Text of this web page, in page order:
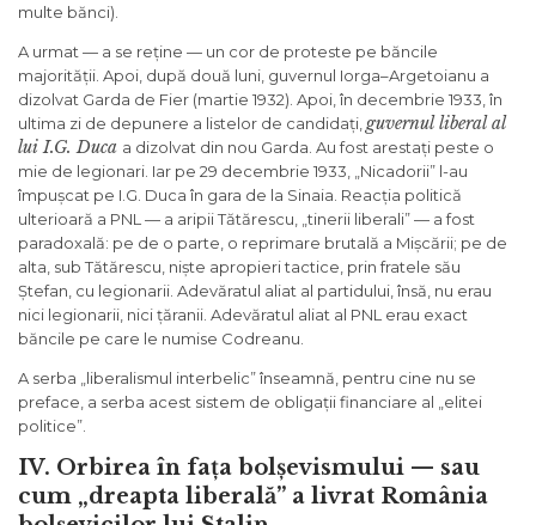
multe bănci).
A urmat — a se reține — un cor de proteste pe băncile
majorității. Apoi, după două luni, guvernul Iorga–Argetoianu a
dizolvat Garda de Fier (martie 1932). Apoi, în decembrie 1933, în
ultima zi de depunere a listelor de candidați, guvernul liberal al
lui I.G. Duca a dizolvat din nou Garda. Au fost arestați peste o
mie de legionari. Iar pe 29 decembrie 1933, „Nicadorii” l-au
împușcat pe I.G. Duca în gara de la Sinaia. Reacția politică
ulterioară a PNL — a aripii Tătărescu, „tinerii liberali” — a fost
paradoxală: pe de o parte, o reprimare brutală a Mișcării; pe de
alta, sub Tătărescu, niște apropieri tactice, prin fratele său
Ștefan, cu legionarii. Adevăratul aliat al partidului, însă, nu erau
nici legionarii, nici țăranii. Adevăratul aliat al PNL erau exact
băncile pe care le numise Codreanu.
A serba „liberalismul interbelic” înseamnă, pentru cine nu se
preface, a serba acest sistem de obligații financiare al „elitei
politice”.
IV. Orbirea în fața bolșevismului — sau
cum „dreapta liberală” a livrat România